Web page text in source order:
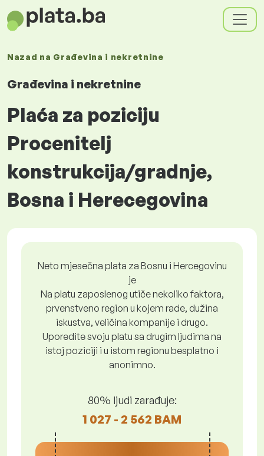
Nazad na Građevina i nekretnine
Građevina i nekretnine
Plaća za poziciju
Procenitelj
konstrukcija/gradnje,
Bosna i Herecegovina
Neto mjesečna plata za Bosnu i Hercegovinu
je
Na platu zaposlenog utiče nekoliko faktora,
prvenstveno region u kojem rade, dužina
iskustva, veličina kompanije i drugo.
Uporedite svoju platu sa drugim ljudima na
istoj poziciji i u istom regionu besplatno i
anonimno.
80% ljudi zarađuje:
1 027 - 2 562 BAM